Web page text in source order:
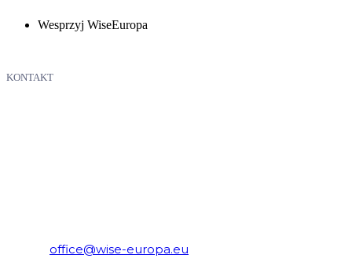
Wesprzyj WiseEuropa
KONTAKT
office@wise-europa.eu